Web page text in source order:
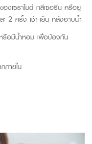
องเซราไมด์ กลีเซอรีน หรือยู
ะ 2 ครั้ง เช้า-เย็น หลังอาบน้ำ
รือมีน้ำหอม เพื่อป้องกัน
ภายใน